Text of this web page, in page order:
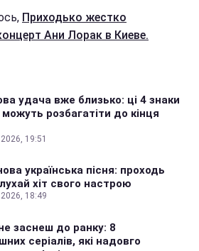
Приходько жестко
Ани Лорак в Киеве.
удача вже близько: ці 4 знаки
можуть розбагатіти до кінця
19:51
українська пісня: проходь
хіт свого настрою
18:49
заснеш до ранку: 8
серіалів, які надовго